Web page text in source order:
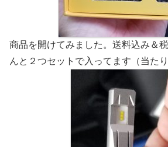
商品を開けてみました。送料込み＆
んと２つセットで入ってます（当たり